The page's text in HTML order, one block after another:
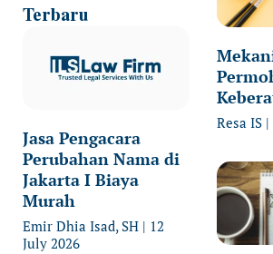
Terbaru
Jasa Pengacara
Perubahan Nama di
Jakarta I Biaya
Murah
Emir Dhia Isad, SH
12
July 2026
Resa IS